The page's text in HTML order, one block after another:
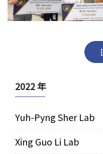
2022 年
Yuh-Pyng Sher Lab
Xing Guo Li Lab